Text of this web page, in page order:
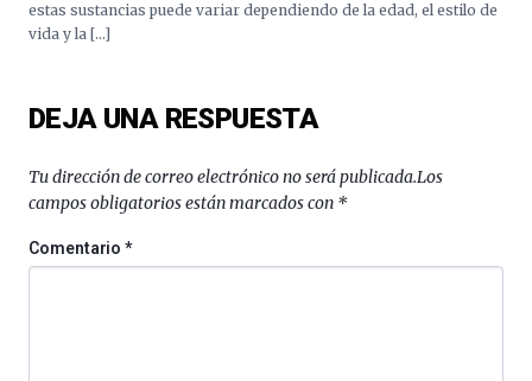
estas sustancias puede variar dependiendo de la edad, el estilo de
vida y la […]
DEJA UNA RESPUESTA
Tu dirección de correo electrónico no será publicada.Los
campos obligatorios están marcados con *
Comentario*